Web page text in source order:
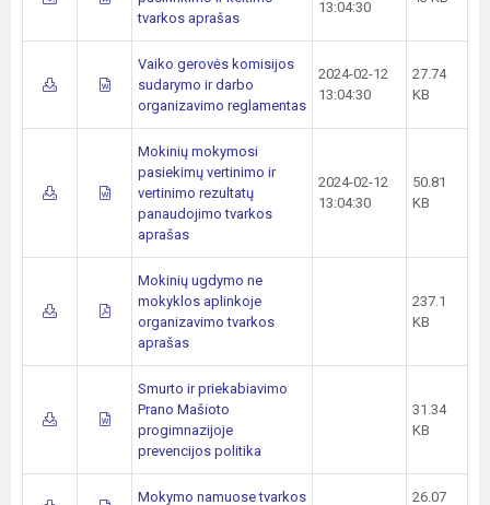
tvarkos aprašas
13:04:30
Vaiko gerovės komisijos
sudarymo ir darbo
organizavimo reglamentas
2024-02-12
13:04:30
27.74
KB
Mokinių mokymosi
pasiekimų vertinimo ir
vertinimo rezultatų
panaudojimo tvarkos
aprašas
2024-02-12
13:04:30
50.81
KB
Mokinių ugdymo ne
mokyklos aplinkoje
organizavimo tvarkos
aprašas
237.1
KB
Smurto ir priekabiavimo
Prano Mašioto
progimnazijoje
prevencijos politika
31.34
KB
Mokymo namuose tvarkos
26.07